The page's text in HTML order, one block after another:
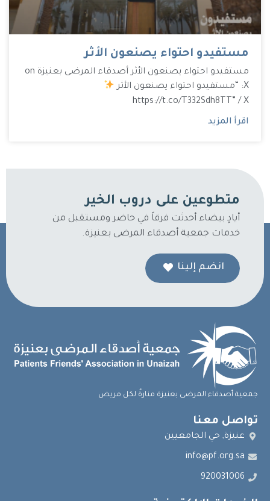
مستفيدو احتواء يصنعون الأثر
مستفيدو احتواء يصنعون الأثر أصدقاء المرضى بعنيزة on
X: “مستفيدو احتواء يصنعون الأثر
https://t.co/T332Sdh8TT” / X
اقرأ المزيد
انضم إلينا
متطوعين على دروب الخير
أيادٍ بيضاء أحدثت فرقاً في حاضر ومستقبل من
خدمات جمعية أصدقاء المرضى بعنيزة.
تواصل معنا
عنيزة, حي الجامعيين
info@pf.org.sa
920031006
جمعية أصدقاء المرضى بعنيزة منارةٌ لكل مريض